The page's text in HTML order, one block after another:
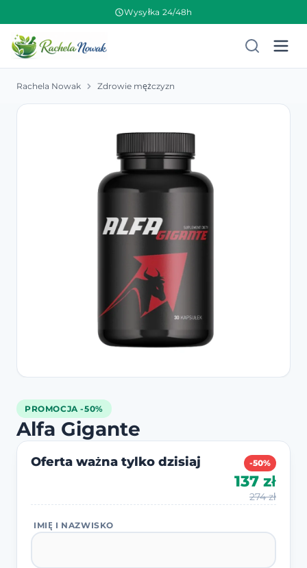
Wysyłka 24/48h
Rachela Nowak Zdrowie mężczyzn
PROMOCJA -50%
Alfa Gigante
Oferta ważna tylko dzisiaj -50%
137 zł
274 zł
IMIĘ I NAZWISKO